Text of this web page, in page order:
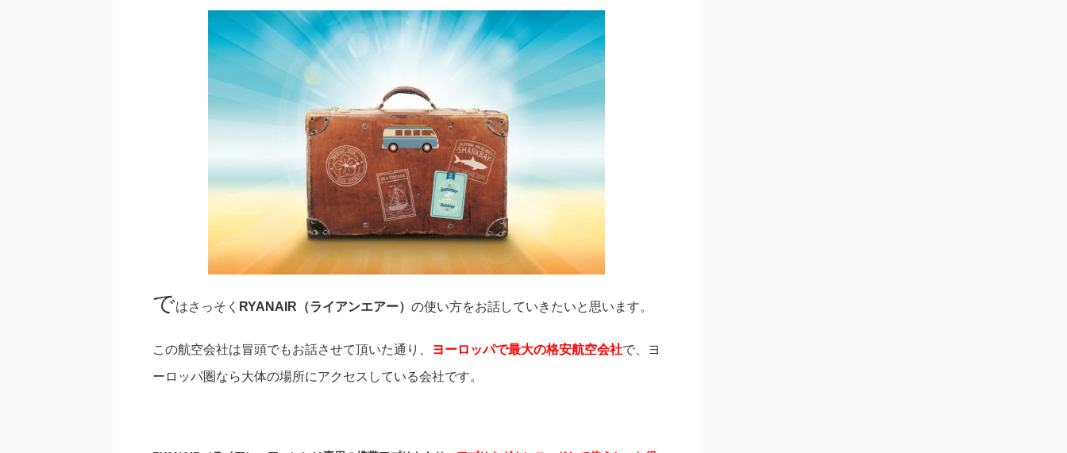
ではさっそく RYANAIR（ライアンエアー） の使い方をお話していきたいと思います。
この航空会社は冒頭でもお話させて頂いた通り、 ヨーロッパで最大の格安航空会社で、ヨ
ーロッパ圏なら大体の場所にアクセスしている会社です。